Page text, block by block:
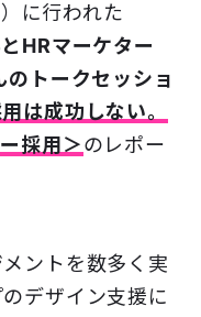
に行われた
HRマーケター
のトークセッショ
は成功しない。
採用＞のレポー
ントを数多く実
デザイン支援に